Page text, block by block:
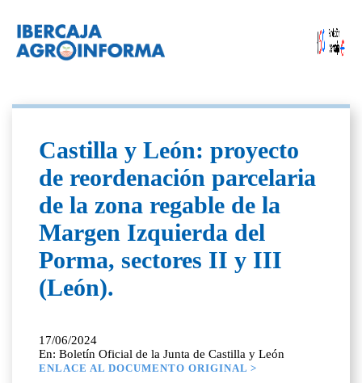
Castilla y León: proyecto
de reordenación parcelaria
de la zona regable de la
Margen Izquierda del
Porma, sectores II y III
(León).
17/06/2024
En: Boletín Oficial de la Junta de Castilla y León
ENLACE AL DOCUMENTO ORIGINAL >